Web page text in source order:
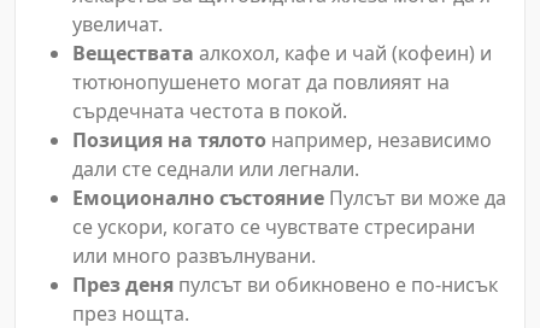
увеличат.
Веществата алкохол, кафе и чай (кофеин) и
тютюнопушенето могат да повлияят на
сърдечната честота в покой.
Позиция на тялото например, независимо
дали сте седнали или легнали.
Емоционално състояние Пулсът ви може да
се ускори, когато се чувствате стресирани
или много развълнувани.
През деня пулсът ви обикновено е по-нисък
през нощта.